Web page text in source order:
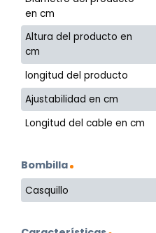
en cm
Altura del producto en
cm
longitud del producto
Ajustabilidad en cm
Longitud del cable en cm
Bombilla
Casquillo